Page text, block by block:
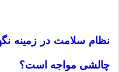
نظام سلامت در زمینه
چالشی مواجه است؟